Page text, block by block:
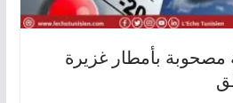
مصحوبة بأمطار غزيرة